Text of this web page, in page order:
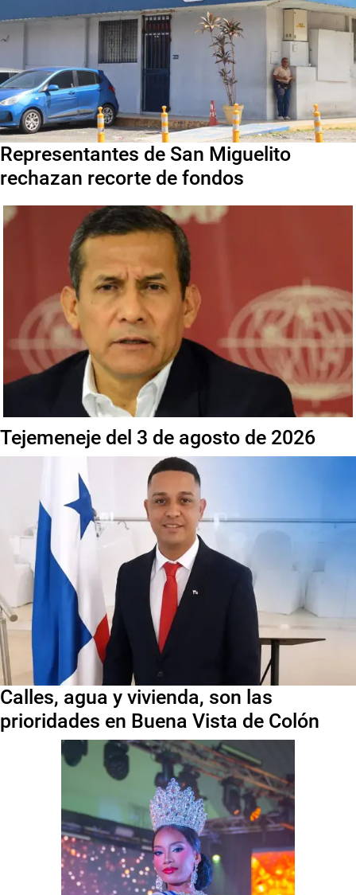
Representantes de San Miguelito
rechazan recorte de fondos
Tejemeneje del 3 de agosto de 2026
Calles, agua y vivienda, son las
prioridades en Buena Vista de Colón